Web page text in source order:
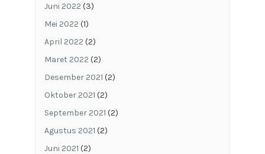
Juni 2022 (3)
Mei 2022 (1)
April 2022 (2)
Maret 2022 (2)
Desember 2021 (2)
Oktober 2021 (2)
September 2021 (2)
Agustus 2021 (2)
Juni 2021 (2)